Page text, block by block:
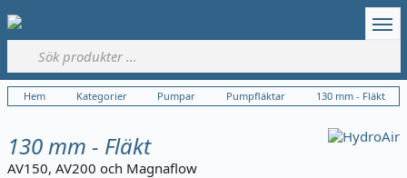
Hem Kategorier Pumpar Pumpfläktar 130 mm - Fläkt
130 mm - Fläkt
AV150, AV200 och Magnaflow